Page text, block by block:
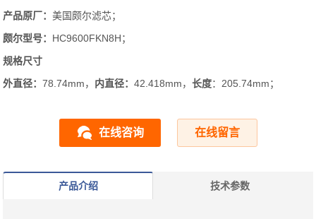
产品原厂：美国颇尔滤芯；
颇尔型号： HC9600FKN8H；
规格尺寸
外直径：78.74mm， 内直径：42.418mm，长度：205.74mm；
在线咨询 在线留言
产品介绍 技术参数